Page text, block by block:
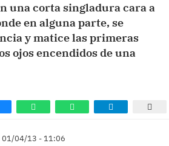
una corta singladura cara a
en alguna parte, se
y matice las primeras
ojos encendidos de una
01/04/13 - 11:06